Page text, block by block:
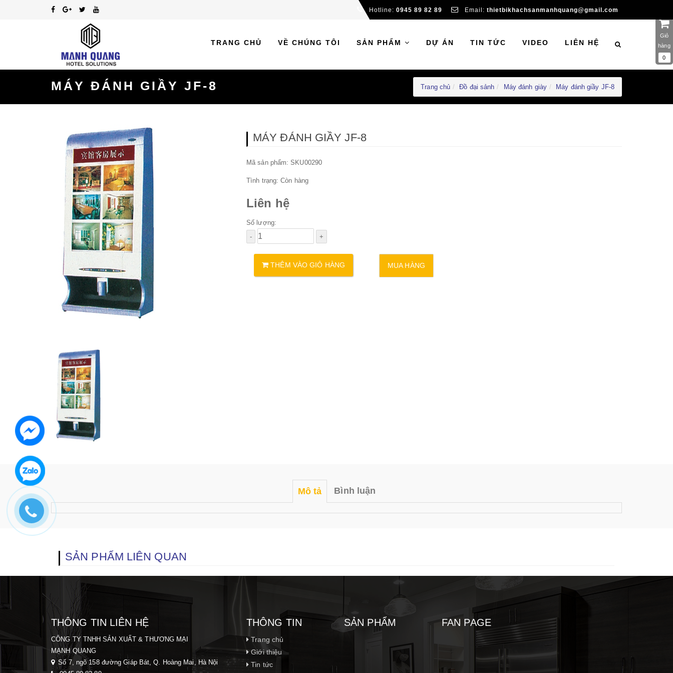
Hotline: 0945 89 82 89 Email: thietbikhachsanmanhquang@gmail.com
TRANG CHỦ VỀ CHÚNG TÔI SẢN PHẨM DỰ ÁN TIN TỨC VIDEO LIÊN HỆ
Giỏ
hàng
0
MÁY ĐÁNH GIẦY JF-8 Trang chủ Đồ đại sảnh Máy đánh giày Máy đánh giầy JF-8
MÁY ĐÁNH GIẦY JF-8
Mã sản phẩm: SKU00290
Tình trạng:Còn hàng
Liên hệ
Số lượng:
THÊM VÀO GIỎ HÀNG
Mô tả Bình luận
SẢN PHẨM LIÊN QUAN
THÔNG TIN LIÊN HỆ
CÔNG TY TNHH SẢN XUẤT & THƯƠNG MẠI
MẠNH QUANG
Số 7, ngõ 158 đường Giáp Bát, Q. Hoàng Mai, Hà Nội
THÔNG TIN
Trang chủ
Giới thiệu
Tin tức
SẢN PHẨM FAN PAGE